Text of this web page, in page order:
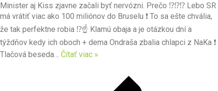
Minister aj Kiss zjavne začali byť nervózni. Prečo ⁉⁉⁉ Lebo SR
má vrátiť viac ako 100 miliónov do Bruselu ❗ To sa ešte chvália,
že tak perfektne robia ⁉☝ Klamú obaja a je otázkou dní a
týždňov kedy ich oboch + dema Ondraša zbalia chlapci z NaKa ❗
Tlačová beseda… Čítať viac »